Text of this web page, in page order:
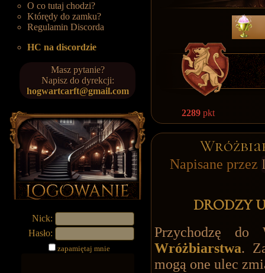
O co tutaj chodzi?
Którędy do zamku?
Regulamin Discorda
HC na discordzie
Masz pytanie?
Napisz do dyrekcji:
hogwartcarft@gmail.com
Nick:
Hasło:
zapamiętaj mnie
2289pkt
Napisane przez
DRODZY
Przychodzę
Wróżbiarstwa.
mogą one ulec